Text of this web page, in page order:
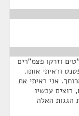
וזרקו פצמ"רים
וראיתי אותו.
אני ראיתי את
רוצים עכשיו
הגגות האלה